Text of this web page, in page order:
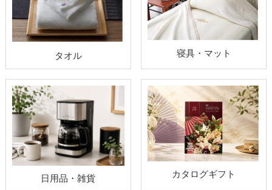
タオル 寝具・マット
日用品・雑貨 カタログギフト